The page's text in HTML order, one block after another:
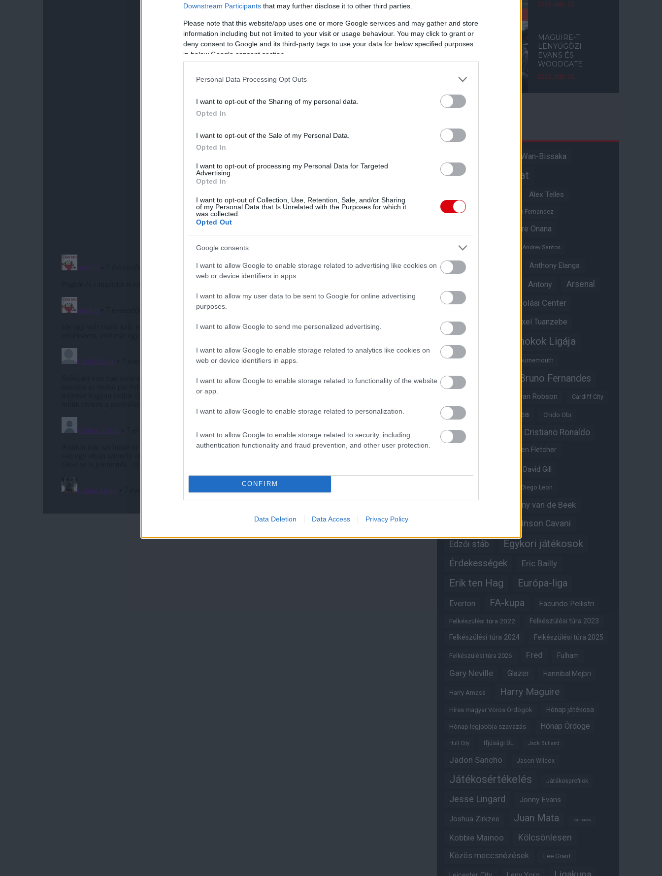
Downstream Participants that may further disclose it to other third parties.
Please note that this website/app uses one or more Google services and may gather and store
information including but not limited to your visit or usage behaviour. You may click to grant or
deny consent to Google and its third-party tags to use your data for below specified purposes
in below Google consent section.
Personal Data Processing Opt Outs
I want to opt-out of the Sharing of my personal data.
Opted In
I want to opt-out of the Sale of my Personal Data.
Opted In
I want to opt-out of processing my Personal Data for Targeted
Advertising.
Opted In
I want to opt-out of Collection, Use, Retention, Sale, and/or Sharing
of my Personal Data that Is Unrelated with the Purposes for which it
was collected.
Opted Out
Google consents
I want to allow Google to enable storage related to advertising like cookies on
web or device identifiers in apps.
I want to allow my user data to be sent to Google for online advertising
purposes.
I want to allow Google to send me personalized advertising.
I want to allow Google to enable storage related to analytics like cookies on
web or device identifiers in apps.
I want to allow Google to enable storage related to functionality of the website
or app.
I want to allow Google to enable storage related to personalization.
I want to allow Google to enable storage related to security, including
authentication functionality and fraud prevention, and other user protection.
CONFIRM
Data Deletion Data Access Privacy Policy
2026. febr. 23.
MAGUIRE-T
LENYŰGÖZI
EVANS ÉS
WOODGATE
2026. febr. 05.
Aaron Wan-Bissaka
Akadémiai csapat
Alex Telles
Altay Bayindir Alvaro Fernandez
Andre Onana
Andreas Pereira
Andrey Santos
Angol válogatott Anthony Elanga
Antony Arsenal
Aston Villa Átigazolási Center
Átigazolások Axel Tuanzebe
Bajnokok Ligája
Benjamin Sesko Bournemouth
Brandon Williams Bruno Fernandes
Bryan Robson Cardiff City
Casemiro Chelsea Chido Obi
Christian Eriksen Cristiano Ronaldo
Darren Fletcher
David Gill
Diego Leon
Donny van de Beek
Edinson Cavani
Edzői stáb Egykori játékosok
Érdekességek Eric Bailly
Erik ten Hag Európa-liga
Everton FA-kupa Facundo Pellistri
Felkészülési túra 2022 Felkészülési túra 2023
Felkészülési túra 2024 Felkészülési túra 2025
Felkészülési túra 2026 Fred Fulham
Gary Neville Glazer Hannibal Mejbri
Harry Amass Harry Maguire
Híres magyar Vörös Ördögök Hónap játékosa
Hónap legjobbja szavazás Hónap Ördöge
Hull City Ifjúsági BL Jack Butland
Jadon Sancho Jason Wilcox
Játékosértékelés Játékosprofilok
Jesse Lingard Jonny Evans
Joshua Zirkzee Juan Mata Karl Darlow
Kobbie Mainoo Kölcsönlesen
Közös meccsnézések Lee Grant